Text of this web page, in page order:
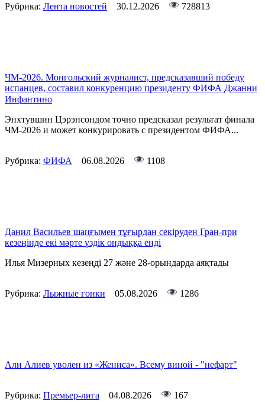
Рубрика: Лента новостей 30.12.2026 728813
ЧМ-2026. Монгольский журналист, предсказавший победу
испанцев, составил конкуренцию президенту ФИФА Джанни
Инфантино
Энхтувшин Цэрэнсондом точно предсказал результат финала
ЧМ-2026 и может конкурировать с президентом ФИФА...
Рубрика: ФИФА 06.08.2026 1108
Данил Васильев шаңғымен тұғырдан секіруден Гран-при
кезеңінде екі мәрте үздік ондыққа енді
Илья Мизерных кезеңді 27 және 28-орындарда аяқтады
Рубрика: Лыжные гонки 05.08.2026 1286
Али Алиев уволен из «Жениса». Всему виной - "нефарт"
Рубрика: Премьер-лига 04.08.2026 167